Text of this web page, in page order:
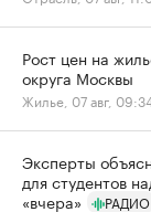
Рост цен на
округа Москвы
Жилье, 07 авг,
Эксперты
для студентов
«вчера»
РАДИО